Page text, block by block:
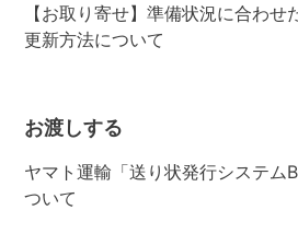
【お取り寄せ】準備状況に合わせ
更新方法について
お渡しする
ヤマト運輸「送り状発行システム
ついて